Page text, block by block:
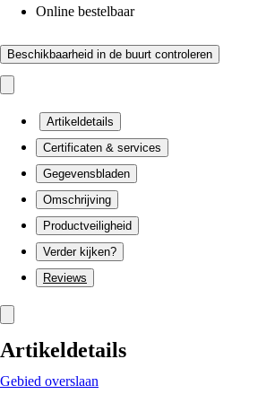
Online bestelbaar
Beschikbaarheid in de buurt controleren
Artikeldetails
Certificaten & services
Gegevensbladen
Omschrijving
Productveiligheid
Verder kijken?
Reviews
Artikeldetails
Gebied overslaan